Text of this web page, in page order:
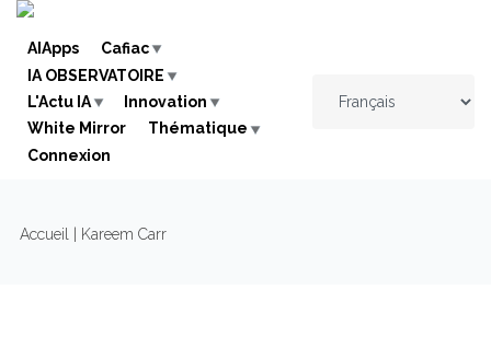
Skip to navigation
Aller au contenu principal
AIApps
Cafiac
IA OBSERVATOIRE
L'Actu IA
Innovation
White Mirror
Thématique
Connexion
VOUS ÊTES ICI
Accueil | Kareem Carr